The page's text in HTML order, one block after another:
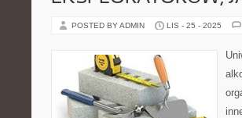
POSTED BY ADMIN LIS - 25 - 2025